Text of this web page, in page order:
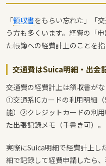
「領収書をもらい忘れた」「
う方も多くいます。経費の「
た帳簿への経費計上のことを指
交通費はSuica明細・出金
交通費の経費計上は領収書が
①交通系ICカードの利用明細（
能）②クレジットカードの利
た出張記録メモ（手書き可）。
実際にSuica明細で経費計上し
細で記録して経費申請したら